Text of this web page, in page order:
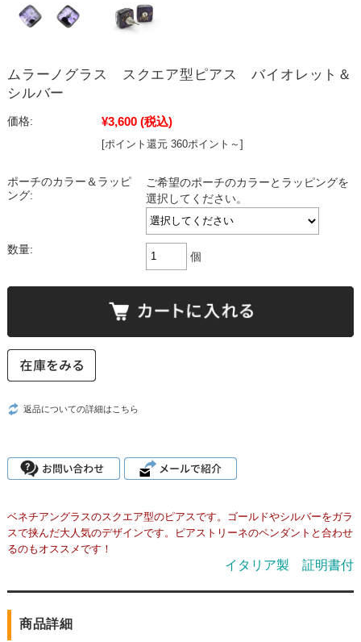
ムラーノグラス スクエア型ピアス バイオレット＆
シルバー
価格: ¥3,600 (税込)
[ポイント還元 360ポイント～]
ポーチのカラー＆ラッピ
ング:
ご希望のポーチのカラーとラッピングを
選択してください。
数量:
個
返品についての詳細はこちら
ベネチアングラスのスクエア型のピアスです。ゴールドやシルバーをガラ
スで挟んだ大人気のデザインです。ピアストリーネのペンダントと合わせ
るのもオススメです！
イタリア製 証明書付
商品詳細